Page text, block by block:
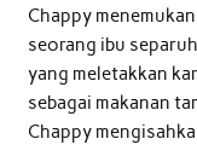
Chappy
seorang ibu
yang meletakkan
sebagai makanan
Chappy